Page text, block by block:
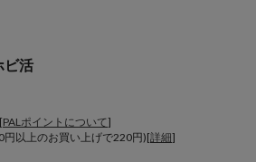
ビ活
PALポイントについて]
以上のお買い上げで220円)[詳細]